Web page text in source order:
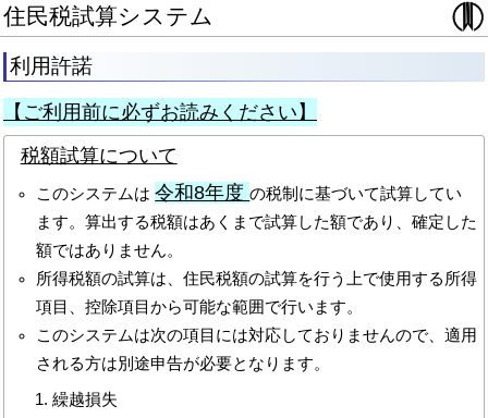
住民税試算システム
利用許諾
【ご利用前に必ずお読みください】
税額試算について
このシステムは令和8年度の税制に基づいて試算してい
ます。算出する税額はあくまで試算した額であり、確定した
額ではありません。
所得税額の試算は、住民税額の試算を行う上で使用する所得
項目、控除項目から可能な範囲で行います。
このシステムは次の項目には対応しておりませんので、適用
される方は別途申告が必要となります。
繰越損失